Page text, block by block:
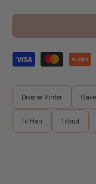
Diverse Vinter
Til Han Tilbud